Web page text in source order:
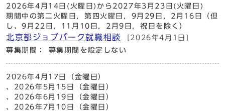
2026年4月14日(火曜日)から2027年3月23日(火曜日)
期間中の第二火曜日，第四火曜日，9月29日，2月16日（但
し、9月22日，11月10日，2月9日，祝日を除く）
北京都ジョブパーク就職相談 [2026年4月1日]
募集期間： 募集期間を設定しない
2026年4月17日（金曜日）
、2026年5月15日（金曜日）
、2026年6月19日（金曜日）
、2026年7月10日（金曜日）